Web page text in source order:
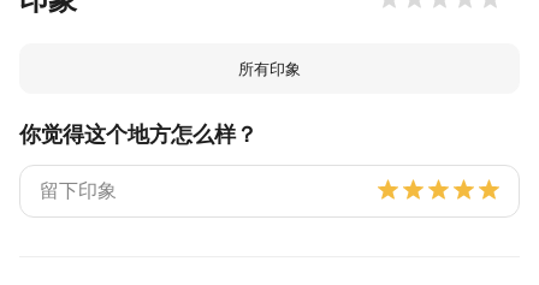
所有印象
你觉得这个地方怎么样？